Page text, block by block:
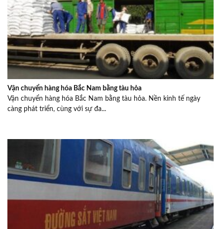
Vận chuyển hàng hóa Bắc Nam bằng tàu hỏa
Vận chuyển hàng hóa Bắc Nam bằng tàu hỏa. Nền kinh tế ngày
càng phát triển, cùng với sự đa...